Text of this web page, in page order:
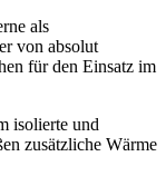
als
von absolut
für den Einsatz im
isolierte und
zusätzliche Wärme